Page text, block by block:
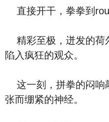
直接开干，拳拳到rou
精彩至极，迸发的荷
陷入疯狂的观众。
这一刻，拼拳的闷响
张而绷紧的神经。